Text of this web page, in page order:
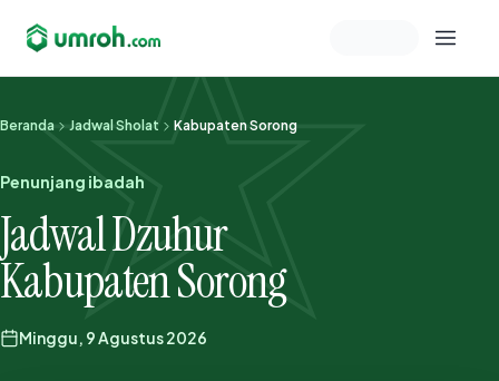
Memeriksa sesi akun
Beranda Jadwal Sholat Kabupaten Sorong
Penunjang ibadah
Jadwal Dzuhur
Kabupaten Sorong
Minggu, 9 Agustus 2026